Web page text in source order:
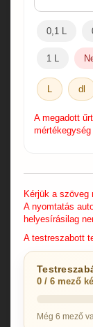
0,1 L
1 L
L dl
A megadott
Kérjük a szöveg
A nyomtatás
helyesírásilag
A testreszabott
0 / 6 mező
Még 6 mező